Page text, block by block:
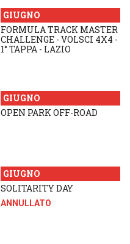
GIUGNO
FORMULA TRACK MASTER
CHALLENGE - VOLSCI 4X4 -
1° TAPPA - LAZIO
GIUGNO
OPEN PARK OFF-ROAD
GIUGNO
SOLITARITY DAY
ANNULLATO